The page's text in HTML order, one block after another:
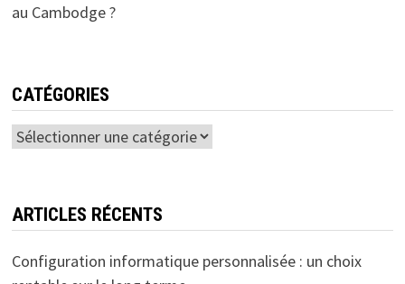
au Cambodge ?
CATÉGORIES
Catégories
ARTICLES RÉCENTS
Configuration informatique personnalisée : un choix